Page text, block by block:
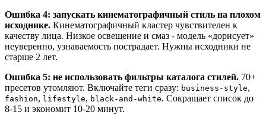
Ошибка 4: запускать кинематографичный стиль на плохом
исходнике. Кинематографичный кластер чувствителен к
качеству лица. Низкое освещение и смаз - модель «дорисует»
неуверенно, узнаваемость пострадает. Нужны исходники не
старше 2 лет.
Ошибка 5: не использовать фильтры каталога стилей. 70+
пресетов утомляют. Включайте теги сразу: business-style,
fashion, lifestyle, black-and-white. Сокращает список до
8-15 и экономит 10-20 минут.